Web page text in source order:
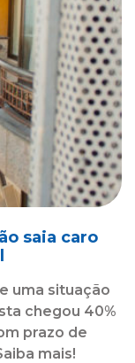
saia caro
uma situação
chegou 40%
prazo de
mais!